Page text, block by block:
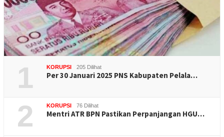
1 KORUPSI 205 Dilihat
Per 30 Januari 2025 PNS Kabupaten Pelala…
2 KORUPSI 76 Dilihat
Mentri ATR BPN Pastikan Perpanjangan HGU…